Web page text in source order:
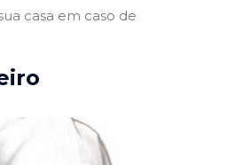
casa em caso de